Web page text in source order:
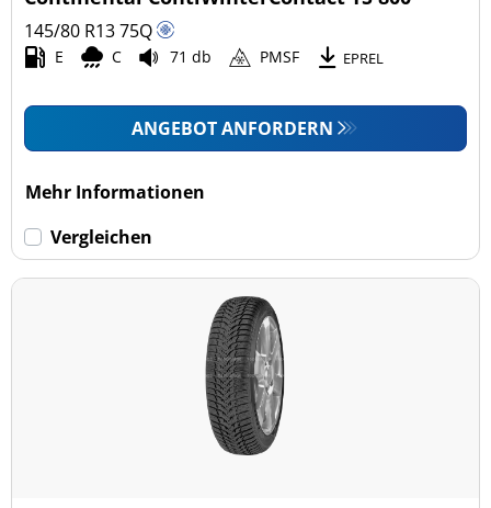
145/80 R1375Q
E C 71 db PMSF EPREL
ANGEBOT ANFORDERN
Mehr Informationen
Vergleichen